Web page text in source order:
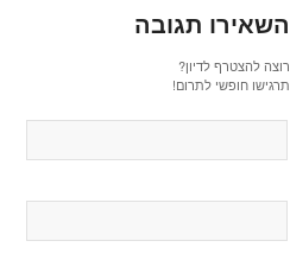
השאירו תגובה
רוצה להצטרף לדיון?
תרגישו חופשי לתרום!